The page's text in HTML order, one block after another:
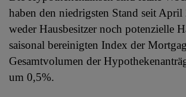
haben den niedrigsten Stand seit
weder Hausbesitzer noch potenzielle
saisonal bereinigten Index der
Gesamtvolumen der
um 0,5%.